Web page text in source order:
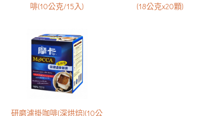
啡(10公克/15入)
(18公克x20顆)
研磨濾掛咖啡(深烘焙)(10公